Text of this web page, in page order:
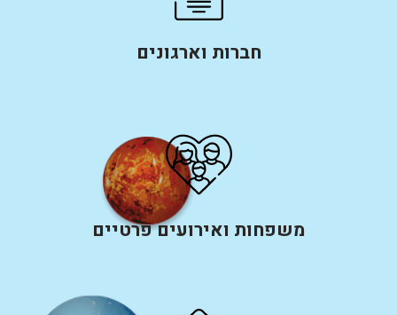
חברות וארגונים
משפחות ואירועים פרטיים